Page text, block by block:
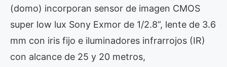
(domo) incorporan sensor de imagen CMOS
super low lux Sony Exmor de 1/2.8”, lente de 3.6
mm con iris fijo e iluminadores infrarrojos (IR)
con alcance de 25 y 20 metros,